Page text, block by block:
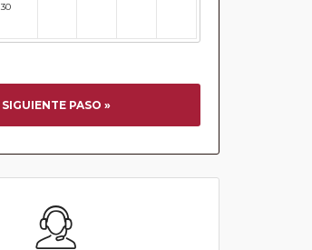
30
SIGUIENTE PASO »